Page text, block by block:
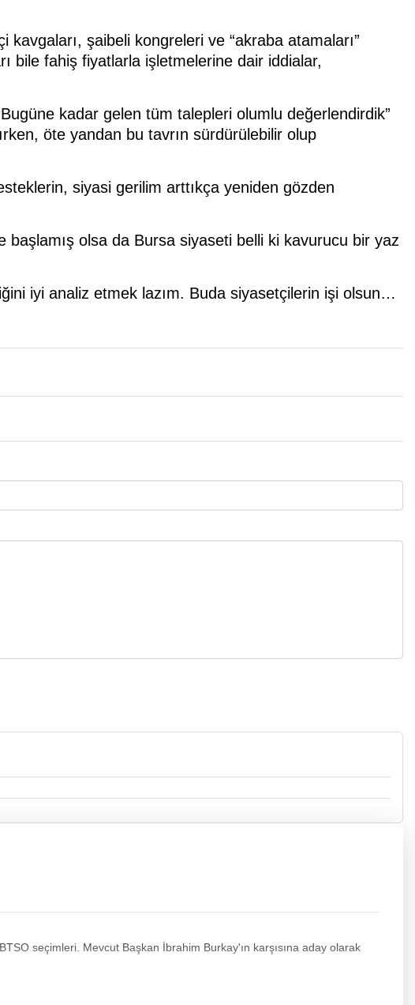
şaibeli kongreleri ve “akraba atamaları”
bile fahiş fiyatlarla işletmelerine dair iddialar,
kadar gelen tüm talepleri olumlu değerlendirdik”
öte yandan bu tavrın sürdürülebilir olup
siyasi gerilim arttıkça yeniden gözden
başlamış olsa da Bursa siyaseti belli ki kavurucu bir yaz
iyi analiz etmek lazım. Buda siyasetçilerin işi olsun…
aday olarak